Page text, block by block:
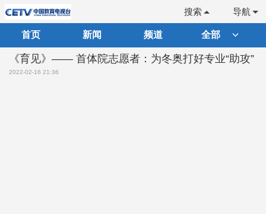
导航
搜索
首页 新闻 频道 全部
《育见》—— 首体院志愿者：为冬奥打好专业“助攻”
2022-02-16 21:36